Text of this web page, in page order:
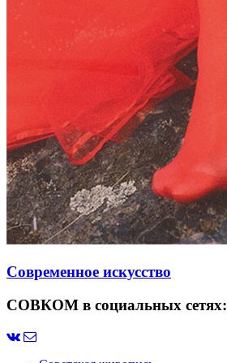
Современное искусство
СОВКОМ в социальных сетях: